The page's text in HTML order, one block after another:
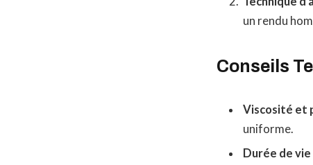
un rendu
Conseils
Viscosité et
uniforme.
Durée de